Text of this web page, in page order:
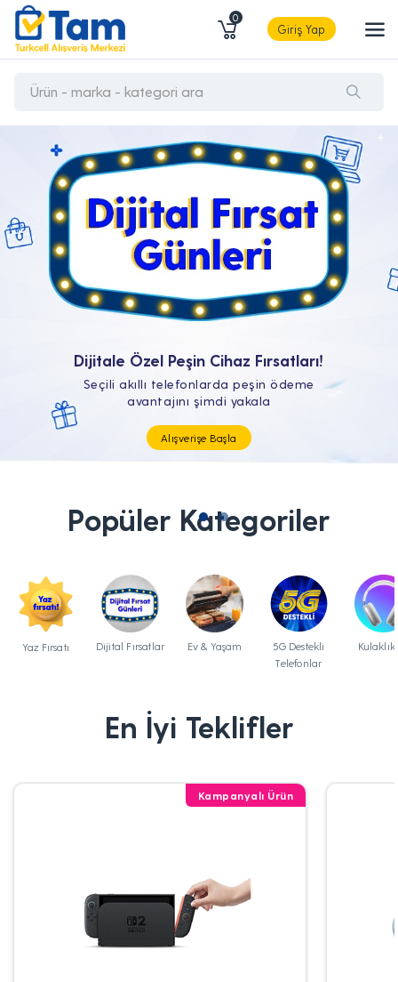
0
Giriş Yap
Tüm Teknolojik İhtiyaçların Tam'da
Popüler Kategoriler
Yaz Fırsatı Dijital Fırsatlar Ev & Yaşam
5G Destekli
Telefonlar
En İyi Teklifler
Kampanyalı Ürün